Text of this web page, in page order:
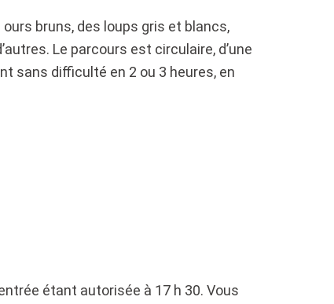
bruns, des loups gris et blancs,
Le parcours est circulaire, d’une
sans difficulté en 2 ou 3 heures, en
étant autorisée à 17 h 30. Vous